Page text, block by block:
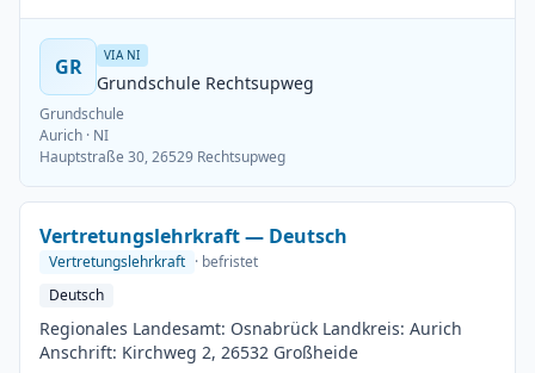
GR VIA NI
Grundschule Rechtsupweg
Grundschule
Aurich · NI
Hauptstraße 30, 26529 Rechtsupweg
Vertretungslehrkraft — Deutsch
Vertretungslehrkraft · befristet
Deutsch
Regionales Landesamt: Osnabrück Landkreis: Aurich
Anschrift: Kirchweg 2, 26532 Großheide